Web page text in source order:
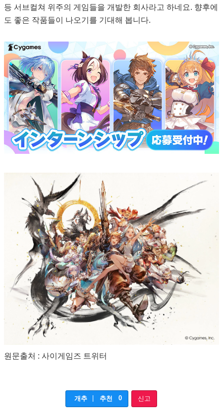
등 서브컬쳐 위주의 게임들을 개발한 회사라고 하네요. 향후에
도 좋은 작품들이 나오기를 기대해 봅니다.
원문출처 : 사이게임즈 트위터
개추 | 추천 0 신고